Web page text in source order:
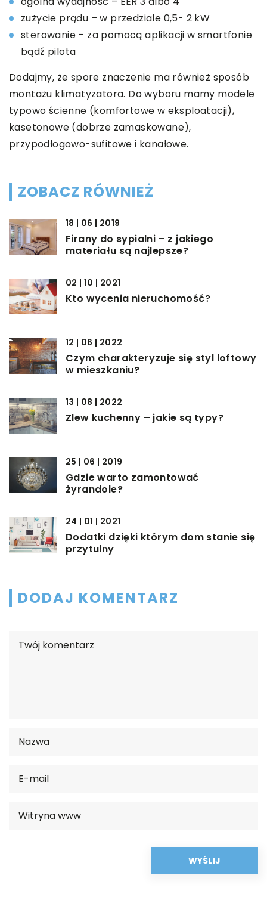
zużycie prądu – w przedziale 0,5- 2 kW
sterowanie – za pomocą aplikacji w smartfonie
bądź pilota
Dodajmy, że spore znaczenie ma również sposób
montażu klimatyzatora. Do wyboru mamy modele
typowo ścienne (komfortowe w eksploatacji),
kasetonowe (dobrze zamaskowane),
przypodłogowo-sufitowe i kanałowe.
ZOBACZ RÓWNIEŻ
18 | 06 | 2019
Firany do sypialni – z jakiego
materiału są najlepsze?
02 | 10 | 2021
Kto wycenia nieruchomość?
12 | 06 | 2022
Czym charakteryzuje się styl loftowy
w mieszkaniu?
13 | 08 | 2022
Zlew kuchenny – jakie są typy?
25 | 06 | 2019
Gdzie warto zamontować
żyrandole?
24 | 01 | 2021
Dodatki dzięki którym dom stanie się
przytulny
DODAJ KOMENTARZ